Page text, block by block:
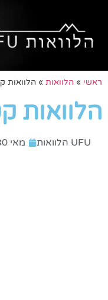
ראשי » הלוואות » הלוואות
הלוואות
UFU הלוואות מאי 30, 2024